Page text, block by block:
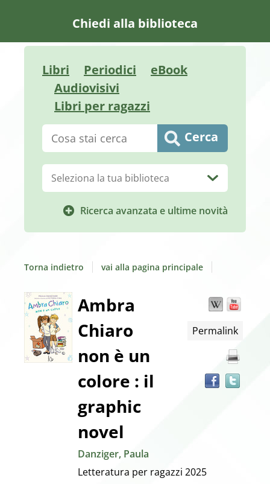
Chiedi alla biblioteca
Libri Periodici
eBook
Audiovisivi
Libri per ragazzi
Cerca su "Catalogo" Cerca
Ricerca avanzata e ultime novità
Biblioteca:
Torna indietro vai alla pagina principale
Dettaglio
del
documento
Wikipedia
Permalink
Ambra
Chiaro
non è un
colore : il
graphic
novel
Danziger, Paula
Letteratura per ragazzi 2025